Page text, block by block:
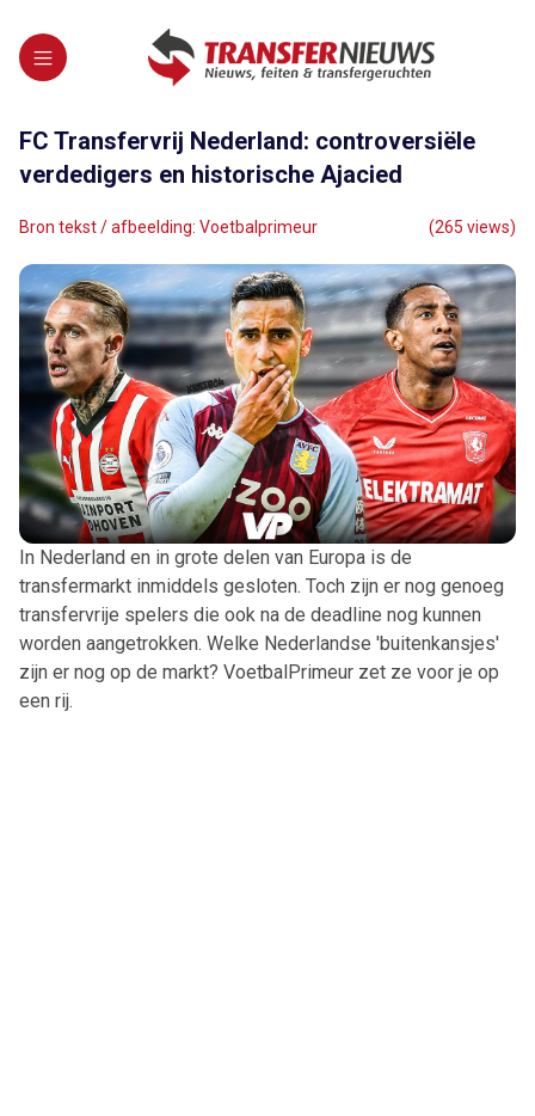
FC Transfervrij Nederland: controversiële
verdedigers en historische Ajacied
Bron tekst / afbeelding: Voetbalprimeur (265 views)
In Nederland en in grote delen van Europa is de
transfermarkt inmiddels gesloten. Toch zijn er nog genoeg
transfervrije spelers die ook na de deadline nog kunnen
worden aangetrokken. Welke Nederlandse 'buitenkansjes'
zijn er nog op de markt? VoetbalPrimeur zet ze voor je op
een rij.